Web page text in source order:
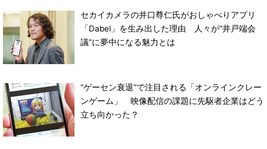
セカイカメラの井口尊仁氏がおしゃべりアプリ
「Dabel」を生み出した理由 人々が“井戸端会
議”に夢中になる魅力とは
“ゲーセン衰退”で注目される「オンラインクレー
ンゲーム」 映像配信の課題に先駆者企業はどう
立ち向かった？